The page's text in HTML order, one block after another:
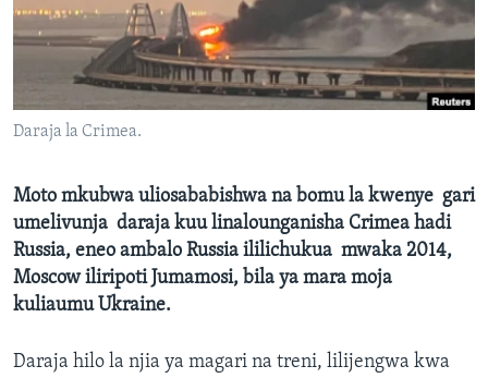
Daraja la Crimea.
Moto mkubwa uliosababishwa na bomu la kwenye gari
umelivunja daraja kuu linalounganisha Crimea hadi
Russia, eneo ambalo Russia ililichukua mwaka 2014,
Moscow iliripoti Jumamosi, bila ya mara moja
kuliaumu Ukraine.
Daraja hilo la njia ya magari na treni, lilijengwa kwa